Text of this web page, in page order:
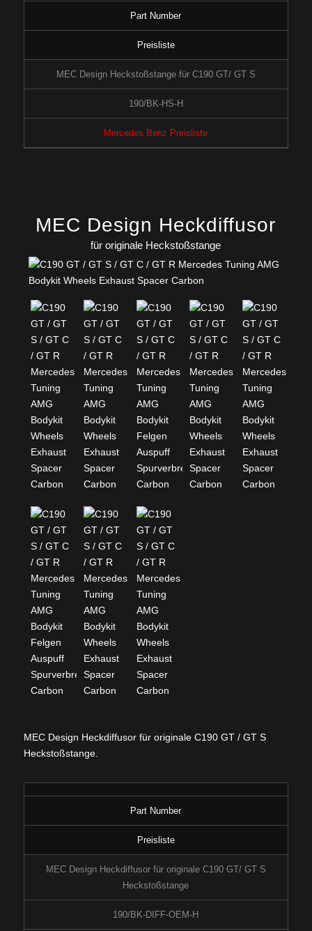
Part Number
Preisliste
MEC Design Heckstoßstange für C190 GT/ GT S
190/BK-HS-H
Mercedes Benz Preisliste
MEC Design Heckdiffusor
für originale Heckstoßstange
MEC Design Heckdiffusor für originale C190 GT / GT S
Heckstoßstange.
Part Number
Preisliste
MEC Design Heckdiffusor für originale C190 GT/ GT S
Heckstoßstange
190/BK-DIFF-OEM-H